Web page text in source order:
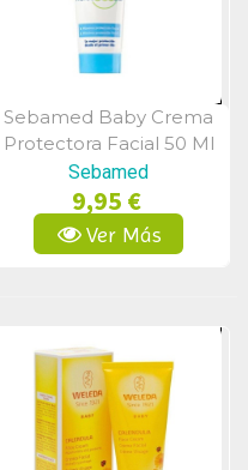
Vista Rápida
Sebamed Baby Crema
Protectora Facial 50 Ml
Sebamed
9,95 €
Ver Más